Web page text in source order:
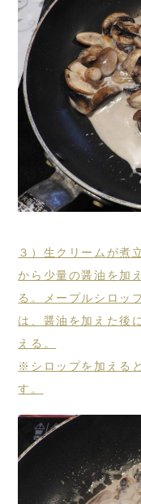
３）生クリームが煮
から少量の醤油を加
る。メープルシロッ
は、醤油を加えた後
える。
※シロップを加える
す。